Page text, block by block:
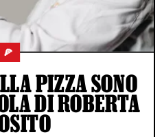
🍕
PIZZA SONO
DI ROBERTA